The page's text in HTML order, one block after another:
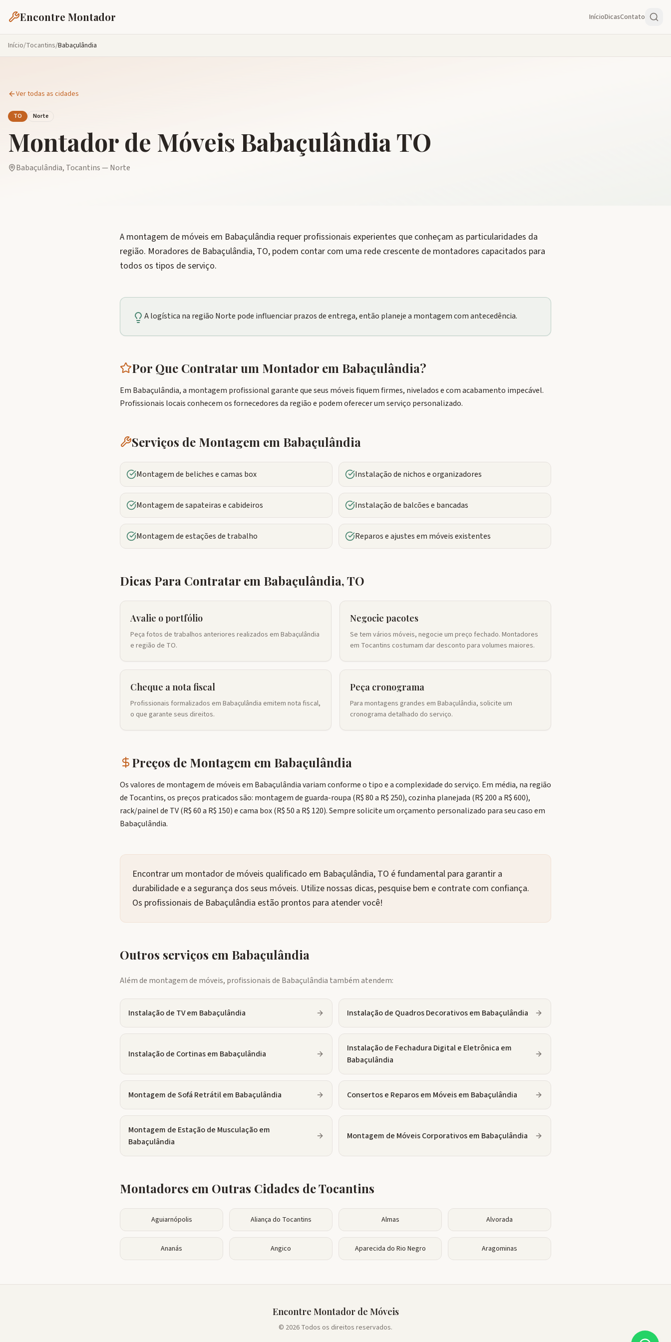
Encontre Montador InícioDicasContato
Início/Tocantins/Babaçulândia
Ver todas as cidades
TO Norte
Montador de Móveis BabaçulândiaTO
Babaçulândia, Tocantins— Norte
A montagem de móveis em Babaçulândia requer profissionais experientes que conheçam as particularidades da
região. Moradores de Babaçulândia, TO, podem contar com uma rede crescente de montadores capacitados para
todos os tipos de serviço.
A logística na região Norte pode influenciar prazos de entrega, então planeje a montagem com antecedência.
Por Que Contratar um Montador em Babaçulândia?
Em Babaçulândia, a montagem profissional garante que seus móveis fiquem firmes, nivelados e com acabamento impecável.
Profissionais locais conhecem os fornecedores da região e podem oferecer um serviço personalizado.
Serviços de Montagem em Babaçulândia
Montagem de beliches e camas box Instalação de nichos e organizadores
Montagem de sapateiras e cabideiros Instalação de balcões e bancadas
Montagem de estações de trabalho Reparos e ajustes em móveis existentes
Dicas Para Contratar em Babaçulândia,TO
Avalie o portfólio
Peça fotos de trabalhos anteriores realizados em Babaçulândia
e região de TO.
Negocie pacotes
Se tem vários móveis, negocie um preço fechado. Montadores
em Tocantins costumam dar desconto para volumes maiores.
Cheque a nota fiscal
Profissionais formalizados em Babaçulândia emitem nota fiscal,
o que garante seus direitos.
Peça cronograma
Para montagens grandes em Babaçulândia, solicite um
cronograma detalhado do serviço.
Preços de Montagem em Babaçulândia
Os valores de montagem de móveis em Babaçulândia variam conforme o tipo e a complexidade do serviço. Em média, na região
de Tocantins, os preços praticados são: montagem de guarda-roupa (R$ 80 a R$ 250), cozinha planejada (R$ 200 a R$ 600),
rack/painel de TV (R$ 60 a R$ 150) e cama box (R$ 50 a R$ 120). Sempre solicite um orçamento personalizado para seu caso em
Babaçulândia.
Encontrar um montador de móveis qualificado em Babaçulândia, TO é fundamental para garantir a
durabilidade e a segurança dos seus móveis. Utilize nossas dicas, pesquise bem e contrate com confiança.
Os profissionais de Babaçulândia estão prontos para atender você!
Outros serviços em Babaçulândia
Além de montagem de móveis, profissionais de Babaçulândia também atendem:
Instalação de TVem Babaçulândia Instalação de Quadros Decorativosem Babaçulândia
Instalação de Cortinasem Babaçulândia
Instalação de Fechadura Digital e Eletrônica em
Babaçulândia
Montagem de Sofá Retrátilem Babaçulândia Consertos e Reparos em Móveisem Babaçulândia
Montagem de Estação de Musculaçãoem
Babaçulândia
Montagem de Móveis Corporativosem Babaçulândia
Montadores em Outras Cidades deTocantins
Aguiarnópolis Aliança do Tocantins Almas Alvorada
Ananás Angico Aparecida do Rio Negro Aragominas
Encontre Montador de Móveis
© 2026 Todos os direitos reservados.